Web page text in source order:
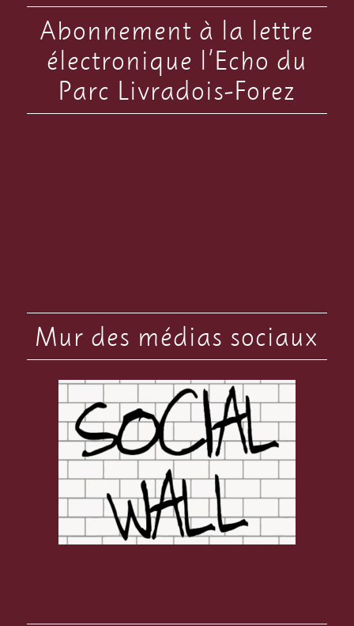
Abonnement à la lettre
électronique l’Echo du
Parc Livradois-Forez
Mur des médias sociaux